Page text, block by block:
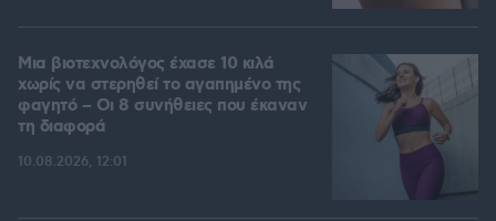
Μια βιοτεχνολόγος έχασε 10 κιλά
χωρίς να στερηθεί το αγαπημένο της
φαγητό – Οι 8 συνήθειες που έκαναν
τη διαφορά
10.08.2026, 12:01